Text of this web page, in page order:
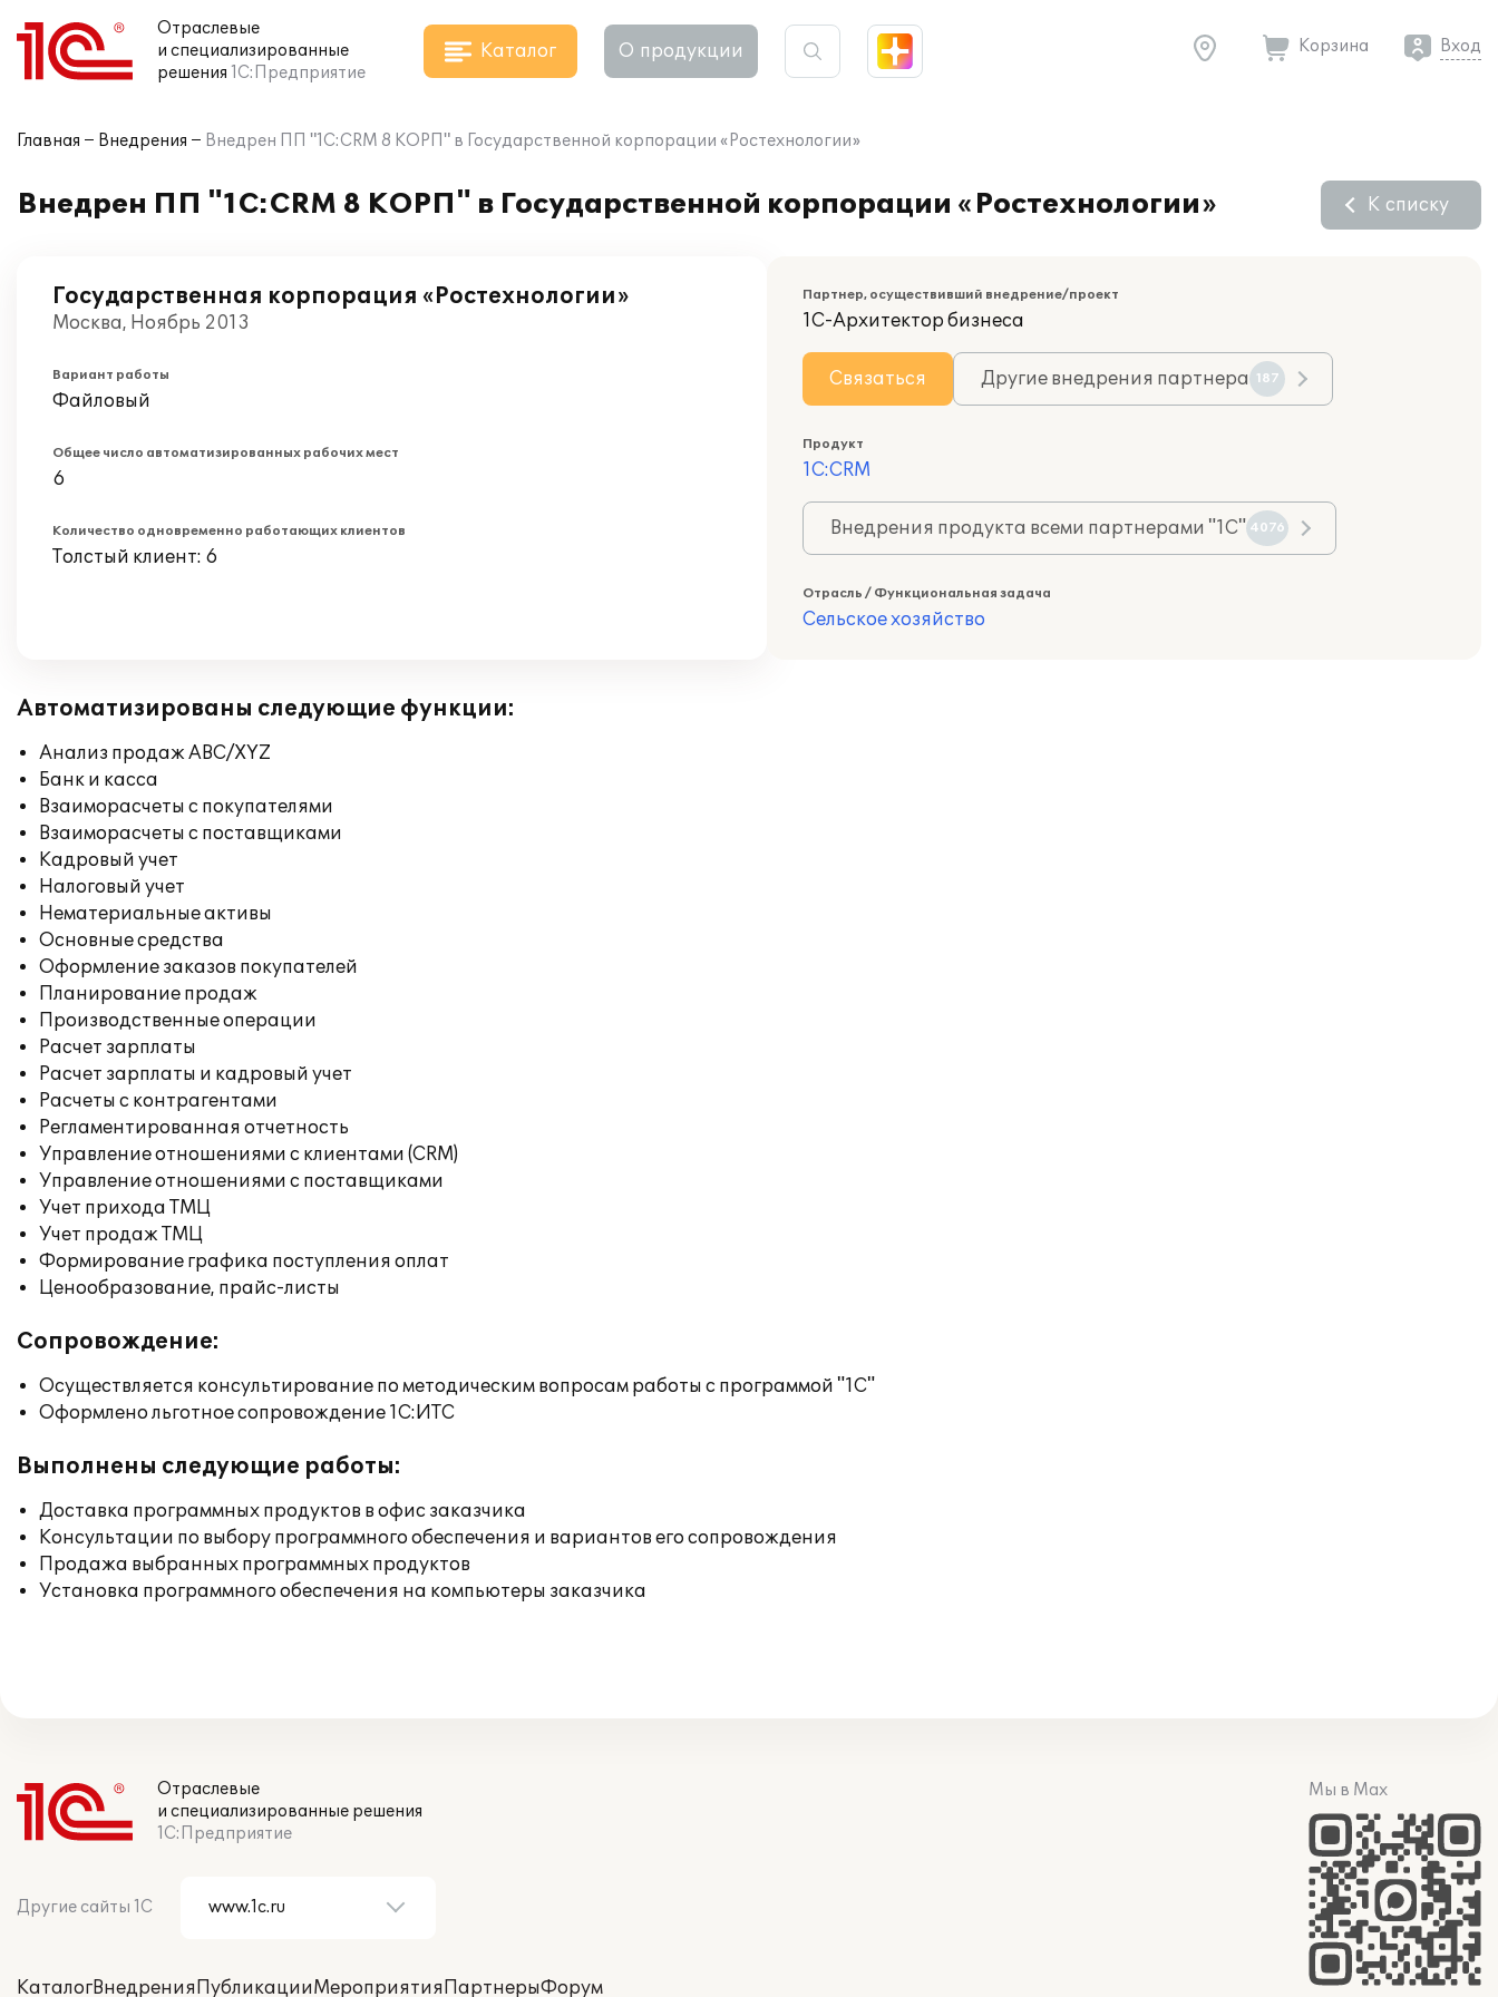
Отраслевые
и специализированные
решения 1С:Предприятие
Каталог О продукции Корзина Вход
Главная Внедрения Внедрен ПП "1С:CRM 8 КОРП" в Государственной корпорации «Ростехнологии»
Внедрен ПП "1С:CRM 8 КОРП" в Государственной корпорации «Ростехнологии» К списку
Государственная корпорация «Ростехнологии»
Москва, Ноябрь 2013
Вариант работы
Файловый
Общее число автоматизированных рабочих мест
6
Количество одновременно работающих клиентов
Толстый клиент: 6
Партнер, осуществивший внедрение/проект
1С-Архитектор бизнеса
Связаться Другие внедрения партнера 187
Продукт
1С:CRM
Внедрения продукта всеми партнерами "1С" 4076
Отрасль / Функциональная задача
Сельское хозяйство
Автоматизированы следующие функции:
Анализ продаж ABC/XYZ
Банк и касса
Взаиморасчеты с покупателями
Взаиморасчеты с поставщиками
Кадровый учет
Налоговый учет
Нематериальные активы
Основные средства
Оформление заказов покупателей
Планирование продаж
Производственные операции
Расчет зарплаты
Расчет зарплаты и кадровый учет
Расчеты с контрагентами
Регламентированная отчетность
Управление отношениями с клиентами (CRM)
Управление отношениями с поставщиками
Учет прихода ТМЦ
Учет продаж ТМЦ
Формирование графика поступления оплат
Ценообразование, прайс-листы
Сопровождение:
Осуществляется консультирование по методическим вопросам работы с программой "1С"
Оформлено льготное сопровождение 1С:ИТС
Выполнены следующие работы:
Доставка программных продуктов в офис заказчика
Консультации по выбору программного обеспечения и вариантов его сопровождения
Продажа выбранных программных продуктов
Установка программного обеспечения на компьютеры заказчика
Отраслевые
и специализированные решения
1С:Предприятие
Другие сайты 1С
КаталогВнедренияПубликацииМероприятияПартнерыФорум
Мы в Max